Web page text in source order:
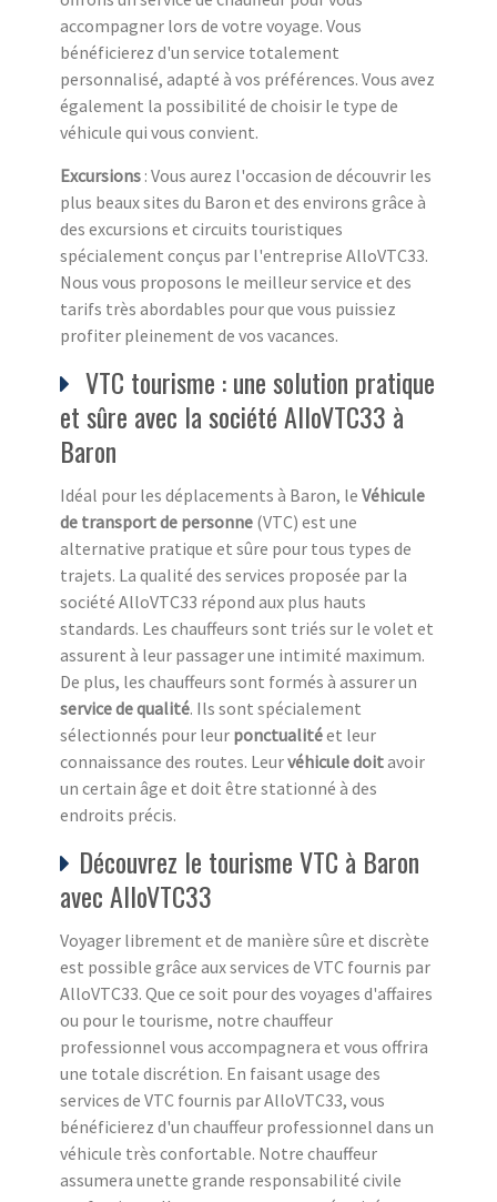
accompagner lors de votre voyage. Vous
bénéficierez d'un service totalement
personnalisé, adapté à vos préférences. Vous avez
également la possibilité de choisir le type de
véhicule qui vous convient.
Excursions : Vous aurez l'occasion de découvrir les
plus beaux sites du Baron et des environs grâce à
des excursions et circuits touristiques
spécialement conçus par l'entreprise AlloVTC33.
Nous vous proposons le meilleur service et des
tarifs très abordables pour que vous puissiez
profiter pleinement de vos vacances.
VTC tourisme : une solution pratique
et sûre avec la société AlloVTC33 à
Baron
Idéal pour les déplacements à Baron, le Véhicule
de transport de personne (VTC) est une
alternative pratique et sûre pour tous types de
trajets. La qualité des services proposée par la
société AlloVTC33 répond aux plus hauts
standards. Les chauffeurs sont triés sur le volet et
assurent à leur passager une intimité maximum.
De plus, les chauffeurs sont formés à assurer un
service de qualité. Ils sont spécialement
sélectionnés pour leur ponctualitéet leur
connaissance des routes. Leurvéhicule doitavoir
un certain âge et doit être stationné à des
endroits précis.
Découvrez le tourisme VTC à Baron
avec AlloVTC33
Voyager librement et de manière sûre et discrète
est possible grâce aux services de VTC fournis par
AlloVTC33. Que ce soit pour des voyages d'affaires
ou pour le tourisme, notre chauffeur
professionnel vous accompagnera et vous offrira
une totale discrétion. En faisant usage des
services de VTC fournis par AlloVTC33, vous
bénéficierez d'un chauffeur professionnel dans un
véhicule très confortable. Notre chauffeur
assumera unette grande responsabilité civile